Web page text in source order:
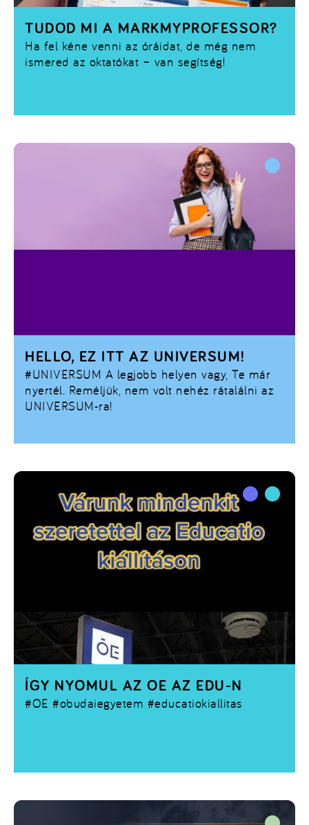
Ha fel kéne venni az óráidat, de még nem
ismered az oktatókat – van segítség!
TUDOD MI A MARKMYPROFESSOR?
#UNIVERSUM A legjobb helyen vagy, Te már
nyertél. Reméljük, nem volt nehéz rátalálni az
UNIVERSUM-ra!
HELLO, EZ ITT AZ UNIVERSUM!
#OE #obudaiegyetem #educatiokiallitas
ÍGY NYOMUL AZ OE AZ EDU-N